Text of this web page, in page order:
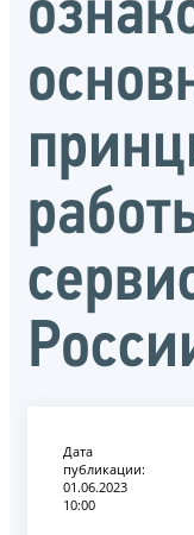
Дата
публикации:
01.06.2023
10:00